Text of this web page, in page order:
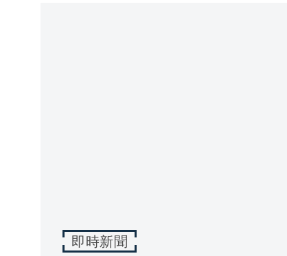
即時新聞